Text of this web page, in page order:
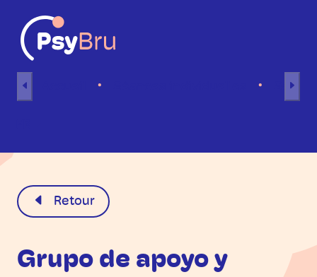
Retour
Grupo de apoyo y